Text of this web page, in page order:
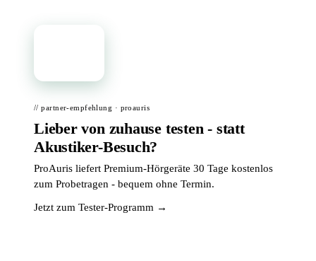
// partner-empfehlung · proauris
Lieber von zuhause testen - statt
Akustiker-Besuch?
ProAuris liefert Premium-Hörgeräte 30 Tage kostenlos
zum Probetragen - bequem ohne Termin.
Jetzt zum Tester-Programm →